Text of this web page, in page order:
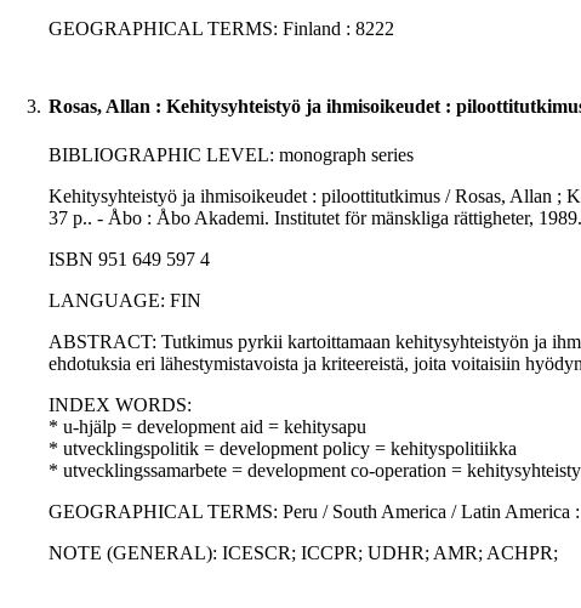
GEOGRAPHICAL TERMS: Finland : 8222
3. Rosas, Allan : Kehitysyhteistyö ja ihmisoikeudet :
BIBLIOGRAPHIC LEVEL: monograph series
Kehitysyhteistyö ja ihmisoikeudet : piloottitutkimus / Rosas, Allan ;
37 p.. - Åbo : Åbo Akademi. Institutet för mänskliga rättigheter,
ISBN 951 649 597 4
LANGUAGE: FIN
ABSTRACT: Tutkimus pyrkii kartoittamaan kehitysyhteistyön ja
ehdotuksia eri lähestymistavoista ja kriteereistä, joita voitaisiin
INDEX WORDS:
* u-hjälp = development aid = kehitysapu
* utvecklingspolitik = development policy = kehityspolitiikka
* utvecklingssamarbete = development co-operation =
GEOGRAPHICAL TERMS: Peru / South America / Latin America
NOTE (GENERAL): ICESCR; ICCPR; UDHR; AMR; ACHPR;